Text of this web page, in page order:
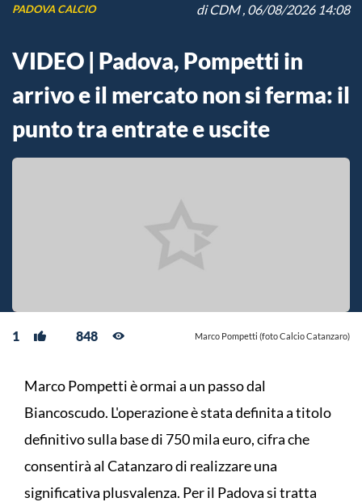
PADOVA CALCIO diCDM, 06/08/2026 14:08
VIDEO | Padova, Pompetti in
arrivo e il mercato non si ferma: il
punto tra entrate e uscite
1 848 Marco Pompetti (foto Calcio Catanzaro)
Marco Pompetti è ormai a un passo dal
Biancoscudo. L'operazione è stata definita a titolo
definitivo sulla base di 750 mila euro, cifra che
consentirà al Catanzaro di realizzare una
significativa plusvalenza. Per il Padova si tratta